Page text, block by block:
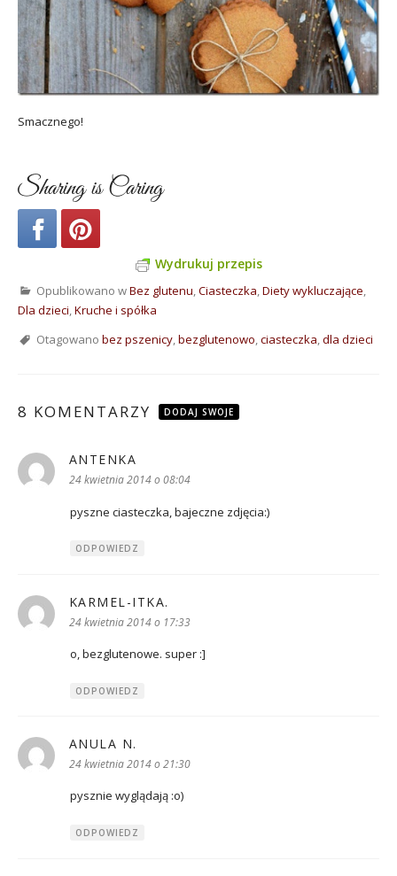
Smacznego!
Sharing is Caring
Wydrukuj przepis
Opublikowano wBez glutenu,Ciasteczka,Diety wykluczające,
Dla dzieci,Kruche i spółka
Otagowano bez pszenicy,bezglutenowo,ciasteczka,dla dzieci
8 KOMENTARZY DODAJ SWOJE
ANTENKA
24 kwietnia 2014 o 08:04
pyszne ciasteczka, bajeczne zdjęcia:)
ODPOWIEDZ
KARMEL-ITKA.
24 kwietnia 2014 o 17:33
o, bezglutenowe. super :]
ODPOWIEDZ
ANULA N.
24 kwietnia 2014 o 21:30
pysznie wyglądają :o)
ODPOWIEDZ